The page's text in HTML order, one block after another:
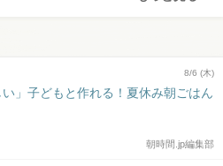
8/6 (木)
い」子どもと作れる！夏休み朝ごはん
朝時間.jp編集部